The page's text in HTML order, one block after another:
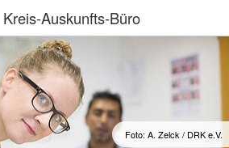
Kreis-Auskunfts-Büro
Foto: A. Zelck / DRK e.V.